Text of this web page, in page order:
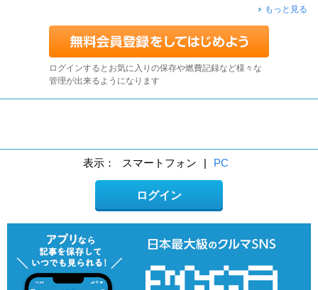
もっと見る
ログインするとお気に入りの保存や燃費記録など様々な
管理が出来るようになります
表示： スマートフォン | PC
ログイン